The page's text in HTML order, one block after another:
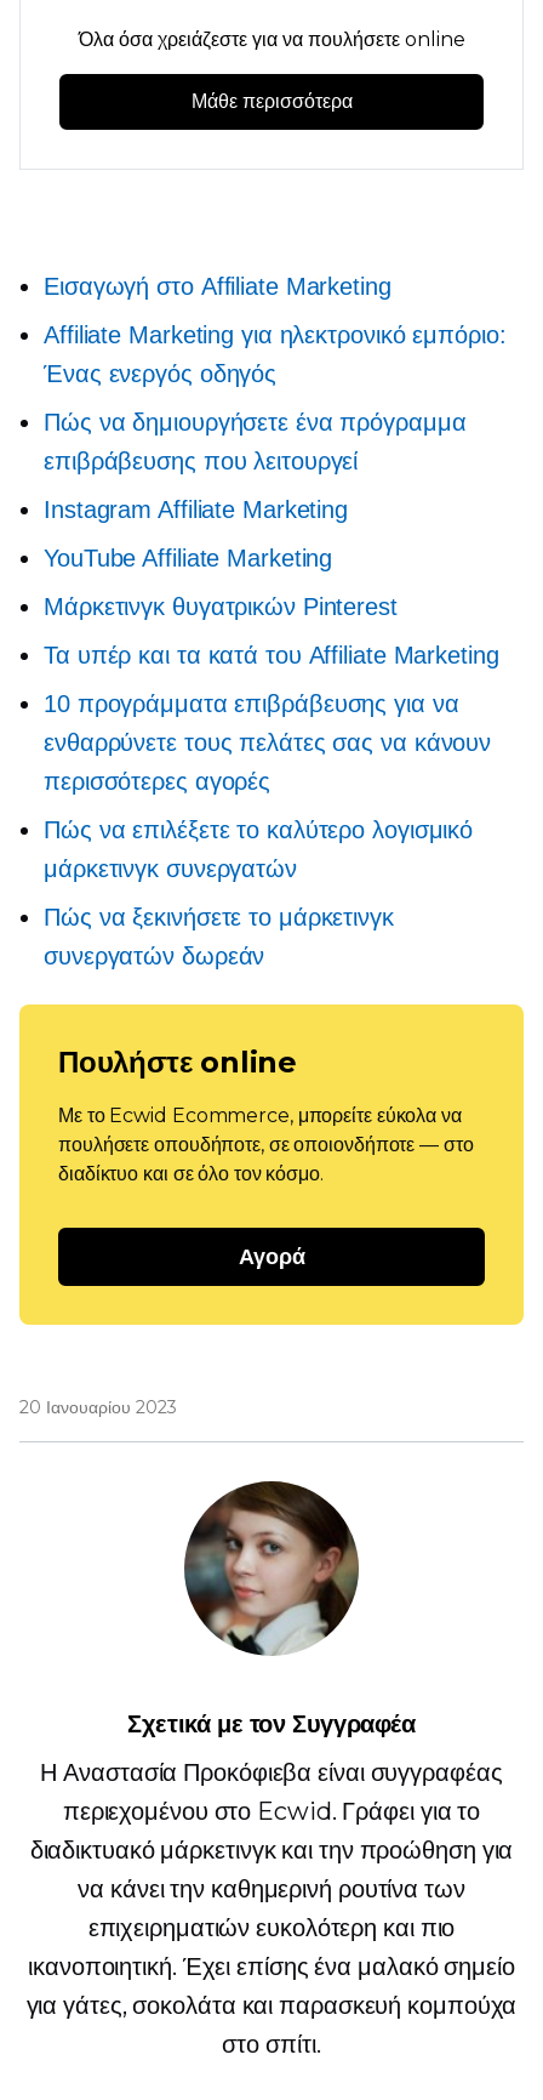
Όλα όσα χρειάζεστε για να πουλήσετε online
Μάθε περισσότερα
Εισαγωγή στο Affiliate Marketing
Affiliate Marketing για ηλεκτρονικό εμπόριο:
Ένας ενεργός οδηγός
Πώς να δημιουργήσετε ένα πρόγραμμα
επιβράβευσης που λειτουργεί
Instagram Affiliate Marketing
YouTube Affiliate Marketing
Μάρκετινγκ θυγατρικών Pinterest
Τα υπέρ και τα κατά του Affiliate Marketing
10 προγράμματα επιβράβευσης για να
ενθαρρύνετε τους πελάτες σας να κάνουν
περισσότερες αγορές
Πώς να επιλέξετε το καλύτερο λογισμικό
μάρκετινγκ συνεργατών
Πώς να ξεκινήσετε το μάρκετινγκ
συνεργατών δωρεάν
Πουλήστε online
Με το Ecwid Ecommerce, μπορείτε εύκολα να
πουλήσετε οπουδήποτε, σε οποιονδήποτε — στο
διαδίκτυο και σε όλο τον κόσμο.
Αγορά
20 Ιανουαρίου 2023
Σχετικά με τον Συγγραφέα
Η Αναστασία Προκόφιεβα είναι συγγραφέας
περιεχομένου στο Ecwid. Γράφει για το
διαδικτυακό μάρκετινγκ και την προώθηση για
να κάνει την καθημερινή ρουτίνα των
επιχειρηματιών ευκολότερη και πιο
ικανοποιητική. Έχει επίσης ένα μαλακό σημείο
για γάτες, σοκολάτα και παρασκευή κομπούχα
στο σπίτι.